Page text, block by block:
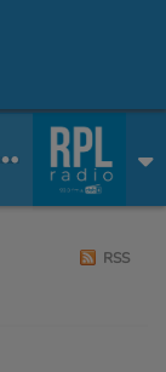
RSS